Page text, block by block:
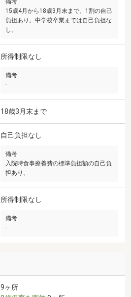
備考
15歳4月から18歳3月末まで、1割の自己
負担あり。中学校卒業までは自己負担な
し。
所得制限なし
備考
-
18歳3月末まで
自己負担なし
備考
入院時食事療養費の標準負担額の自己負
担あり。
所得制限なし
備考
-
9ヶ所